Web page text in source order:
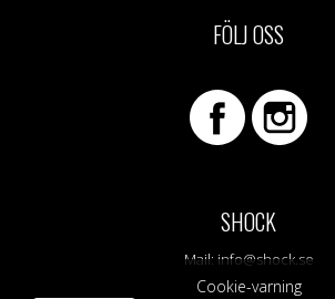
FÖLJ OSS
SHOCK
Mail: info@shock.se
Cookie-varning